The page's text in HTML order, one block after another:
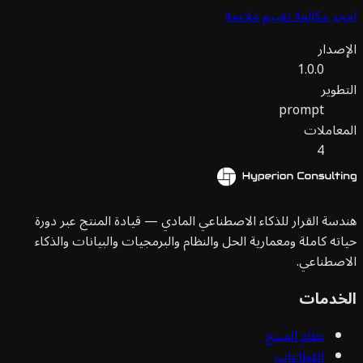
مكالمة تقييم ملاءمة
1.0.0
prompt
القرار للذكاء الاصطناعي المادي — قيادة المنتج عبر دورة
كاملة ومعمارية الحل والنظام والبرمجيات والبيانات والذكاء
نظام المنتج
القطاعات